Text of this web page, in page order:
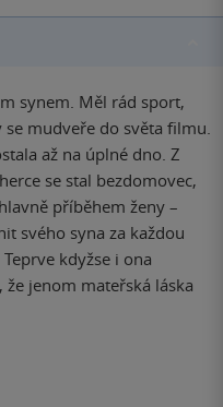
synem. Měl rád sport,
mudveře do světa filmu.
až na úplné dno. Z
se stal bezdomovec,
příběhem ženy –
svého syna za každou
kdyžse i ona
jenom mateřská láska